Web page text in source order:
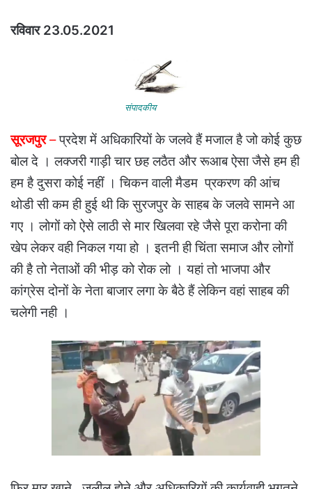
रविवार 23.05.2021
संपादकीय
सूरजपुर–प्रदेश में अधिकारियों के जलवे हैं मजाल है जो कोई कुछ
बोल दे । लक्जरी गाड़ी चार छह लठैत और रूआब ऐसा जैसे हम ही
हम है दुसरा कोई नहीं । चिकन वाली मैडम प्रकरण की आंच
थोडी सी कम ही हुई थी कि सुरजपुर के साहब के जलवे सामने आ
गए । लोगों को ऐसे लाठी से मार खिलवा रहे जैसे पूरा करोना की
खेप लेकर वही निकल गया हो । इतनी ही चिंता समाज और लोगों
की है तो नेताओं की भीड़ को रोक लो । यहां तो भाजपा और
कांग्रेस दोनों के नेता बाजार लगा के बैठे हैं लेकिन वहां साहब की
चलेगी नही ।